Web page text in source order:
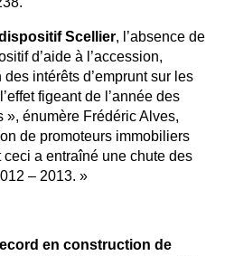
Scellier, l’absence de
d’aide à l’accession,
intérêts d’emprunt sur les
figeant de l’année des
énumère Frédéric Alves,
de promoteurs immobiliers
ceci a entraîné une chute des
– 2013. »
en construction de